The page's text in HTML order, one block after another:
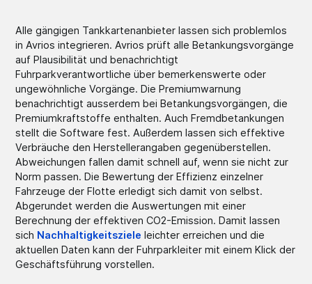
Alle gängigen Tankkartenanbieter lassen sich problemlos
in Avrios integrieren. Avrios prüft alle Betankungsvorgänge
auf Plausibilität und benachrichtigt
Fuhrparkverantwortliche über bemerkenswerte oder
ungewöhnliche Vorgänge. Die Premiumwarnung
benachrichtigt ausserdem bei Betankungsvorgängen, die
Premiumkraftstoffe enthalten. Auch Fremdbetankungen
stellt die Software fest. Außerdem lassen sich effektive
Verbräuche den Herstellerangaben gegenüberstellen.
Abweichungen fallen damit schnell auf, wenn sie nicht zur
Norm passen. Die Bewertung der Effizienz einzelner
Fahrzeuge der Flotte erledigt sich damit von selbst.
Abgerundet werden die Auswertungen mit einer
Berechnung der effektiven CO2-Emission. Damit lassen
sich Nachhaltigkeitsziele leichter erreichen und die
aktuellen Daten kann der Fuhrparkleiter mit einem Klick der
Geschäftsführung vorstellen.